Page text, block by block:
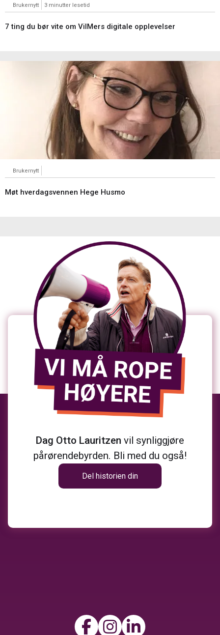
Brukernytt 3 minutter lesetid
7 ting du bør vite om VilMers digitale opplevelser
Brukernytt
Møt hverdagsvennen Hege Husmo
Dag Otto Lauritzen vil synliggjøre
pårørendebyrden. Bli med du også!
Del historien din